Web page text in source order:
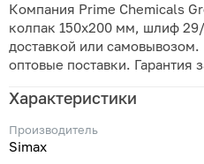
Компания Prime Chemicals
колпак 150х200 мм, шлиф
доставкой или
оптовые поставки. Гарантия
Характеристики
Производитель
Simax